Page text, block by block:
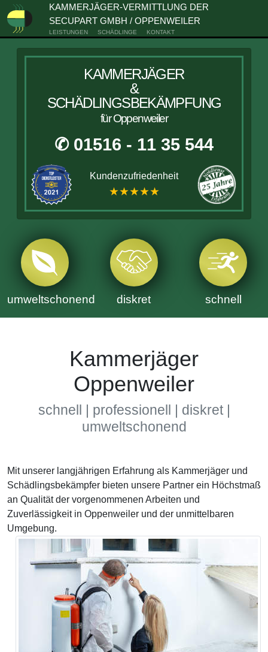
KAMMERJÄGER-VERMITTLUNG DER
SECUPART GMBH / OPPENWEILER
LEISTUNGEN SCHÄDLINGE KONTAKT
KAMMERJÄGER
&
SCHÄDLINGSBEKÄMPFUNG
für Oppenweiler
✆ 01516 - 11 35 544
Kundenzufriedenheit
★★★★★
umweltschonend diskret schnell
Kammerjäger
Oppenweiler
schnell | professionell | diskret |
umweltschonend
Mit unserer langjährigen Erfahrung als Kammerjäger und
Schädlingsbekämpfer bieten unsere Partner ein Höchstmaß
an Qualität der vorgenommenen Arbeiten und
Zuverlässigkeit in Oppenweiler und der unmittelbaren
Umgebung.